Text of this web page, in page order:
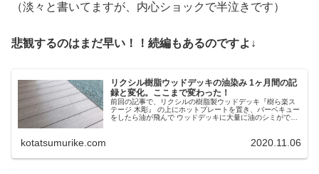
（淡々と書いてますが、内心ショックで半泣きです）
悲観するのはまだ早い！！続編もあるのですよ↓
リクシル樹脂ウッドデッキの油染み 1ヶ月間の記
録と変化。ここまで変わった！
前回の記事で、リクシルの樹脂製ウッドデッキ『樹ら楽ス
テージ 木彫』 の上にホットプレートを置き、バーベキュー
をしたら油が飛んで ウッドデッキに大量に油のシミができ
kotatsumurike.com 2020.11.06